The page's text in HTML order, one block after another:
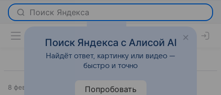
8 февраля 2024
Поиск Яндекса с Алисой AI
Найдёт ответ, картинку или видео —
быстро и точно
Попробовать